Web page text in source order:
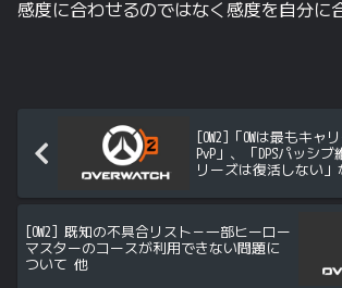
感度に合わせるのではなく感度を自分に
[OW2]「OWは最もキャ
PvP」、「DPSパッシ
リーズは復活しない
[OW2] 既知の不具合リスト－一部ヒーロー
マスターのコースが利用できない問題に
ついて 他